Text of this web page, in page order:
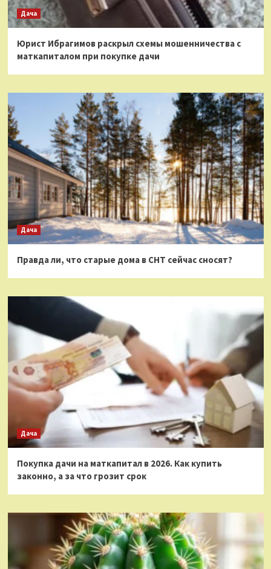
Дача
Юрист Ибрагимов раскрыл схемы мошенничества с
маткапиталом при покупке дачи
Дача
Правда ли, что старые дома в СНТ сейчас сносят?
Дача
Покупка дачи на маткапитал в 2026. Как купить
законно, а за что грозит срок